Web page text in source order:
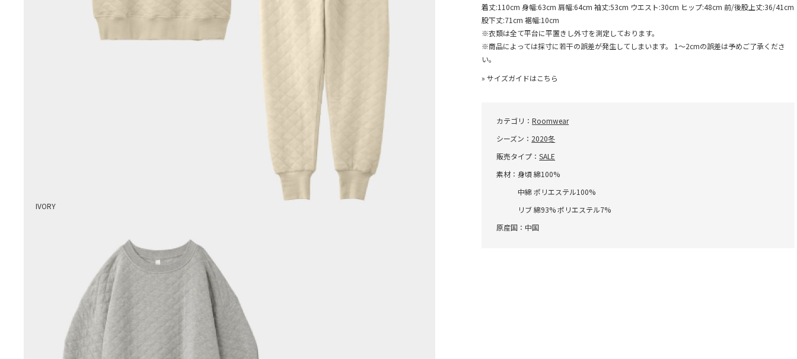
着丈:110cm 身幅:63cm 肩幅:64cm 袖丈:53cm ウエスト:30cm ヒップ:48cm 前/後股上丈:36/41cm
股下丈:71cm 裾幅:10cm
※衣類は全て平台に平置きし外寸を測定しております。
※商品によっては採寸に若干の誤差が発生してしまいます。 1～2cmの誤差は予めご了承くださ
い。
»サイズガイドはこちら
カテゴリ：Roomwear
シーズン： 2020冬
販売タイプ：SALE
素材：身頃 綿100%
中綿 ポリエステル100%
リブ 綿93% ポリエステル7%
原産国： 中国
IVORY